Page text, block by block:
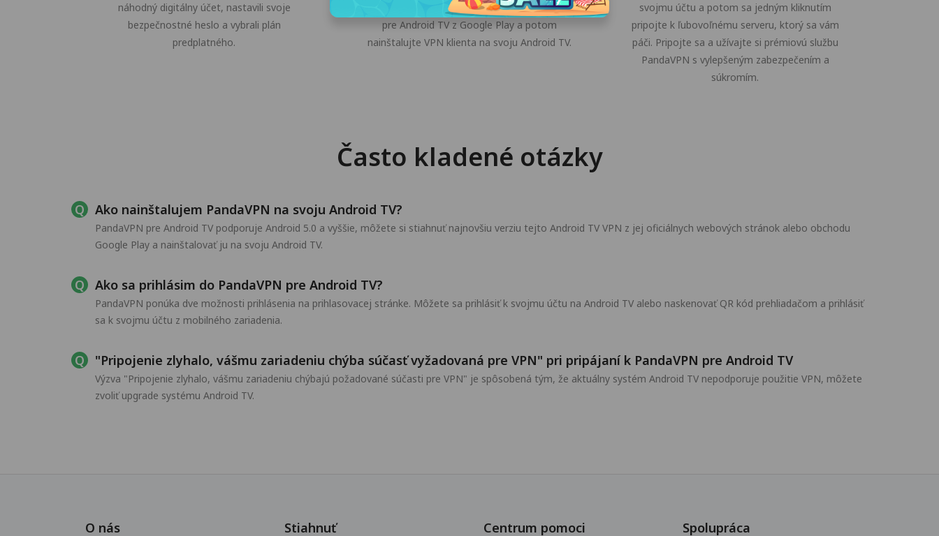
náhodný digitálny účet, nastavili svoje
bezpečnostné heslo a vybrali plán
predplatného.
alebo stiahnite inštalačný program PandaVPN
pre Android TV z Google Play a potom
nainštalujte VPN klienta na svoju Android TV.
svojmu účtu a potom sa jedným kliknutím
pripojte k ľubovoľnému serveru, ktorý sa vám
páči. Pripojte sa a užívajte si prémiovú službu
PandaVPN s vylepšeným zabezpečením a
súkromím.
Často kladené otázky
Ako nainštalujem PandaVPN na svoju Android TV?
PandaVPN pre Android TV podporuje Android 5.0 a vyššie, môžete si stiahnuť najnovšiu verziu tejto Android TV VPN z jej oficiálnych webových stránok alebo obchodu
Google Play a nainštalovať ju na svoju Android TV.
Ako sa prihlásim do PandaVPN pre Android TV?
PandaVPN ponúka dve možnosti prihlásenia na prihlasovacej stránke. Môžete sa prihlásiť k svojmu účtu na Android TV alebo naskenovať QR kód prehliadačom a prihlásiť
sa k svojmu účtu z mobilného zariadenia.
"Pripojenie zlyhalo, vášmu zariadeniu chýba súčasť vyžadovaná pre VPN" pri pripájaní k PandaVPN pre Android TV
Výzva "Pripojenie zlyhalo, vášmu zariadeniu chýbajú požadované súčasti pre VPN" je spôsobená tým, že aktuálny systém Android TV nepodporuje použitie VPN, môžete
zvoliť upgrade systému Android TV.
O nás Stiahnuť Centrum pomoci Spolupráca